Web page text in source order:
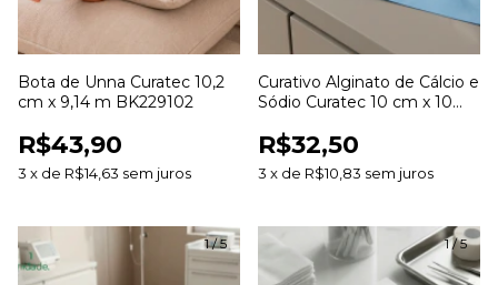
Bota de Unna Curatec 10,2
cm x 9,14 m BK229102
R$43,90
3 x de R$14,63 sem juros
Curativo Alginato de Cálcio e
Sódio Curatec 10 cm x 10
R$32,50
3 x de R$10,83 sem juros
1/5 1/5